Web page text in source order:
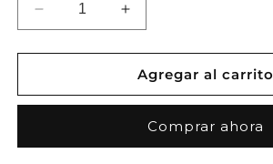
Reducir
cantidad
para
Solar
-
Aumentar
cantidad
para
Placa
Solar
Puerta
-
Agregar al carrito
Comprar ahora